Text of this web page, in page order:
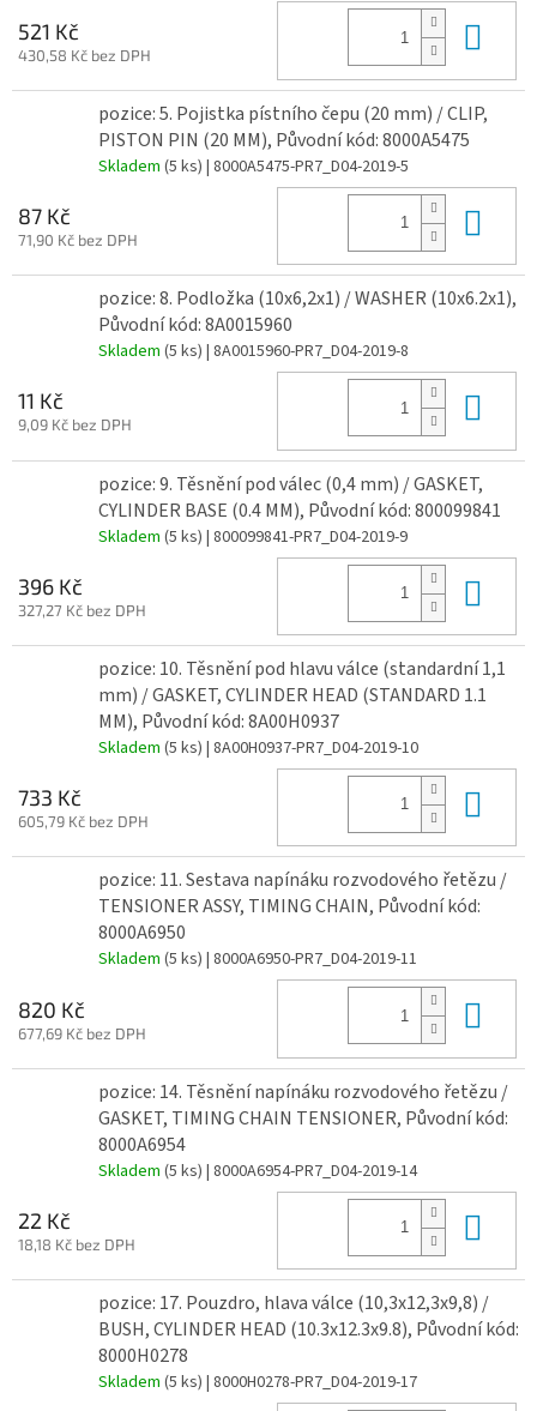
521 Kč
430,58 Kč bez DPH
pozice: 5. Pojistka pístního čepu (20 mm) / CLIP,
PISTON PIN (20 MM), Původní kód: 8000A5475
Skladem (5 ks) | 8000A5475-PR7_D04-2019-5
87 Kč
71,90 Kč bez DPH
pozice: 8. Podložka (10x6,2x1) / WASHER (10x6.2x1),
Původní kód: 8A0015960
Skladem (5 ks) | 8A0015960-PR7_D04-2019-8
11 Kč
9,09 Kč bez DPH
pozice: 9. Těsnění pod válec (0,4 mm) / GASKET,
CYLINDER BASE (0.4 MM), Původní kód: 800099841
Skladem (5 ks) | 800099841-PR7_D04-2019-9
396 Kč
327,27 Kč bez DPH
pozice: 10. Těsnění pod hlavu válce (standardní 1,1
mm) / GASKET, CYLINDER HEAD (STANDARD 1.1
MM), Původní kód: 8A00H0937
Skladem (5 ks) | 8A00H0937-PR7_D04-2019-10
733 Kč
605,79 Kč bez DPH
pozice: 11. Sestava napínáku rozvodového řetězu /
TENSIONER ASSY, TIMING CHAIN, Původní kód:
8000A6950
Skladem (5 ks) | 8000A6950-PR7_D04-2019-11
820 Kč
677,69 Kč bez DPH
pozice: 14. Těsnění napínáku rozvodového řetězu /
GASKET, TIMING CHAIN TENSIONER, Původní kód:
8000A6954
Skladem (5 ks) | 8000A6954-PR7_D04-2019-14
22 Kč
18,18 Kč bez DPH
pozice: 17. Pouzdro, hlava válce (10,3x12,3x9,8) /
BUSH, CYLINDER HEAD (10.3x12.3x9.8), Původní kód:
8000H0278
Skladem (5 ks) | 8000H0278-PR7_D04-2019-17